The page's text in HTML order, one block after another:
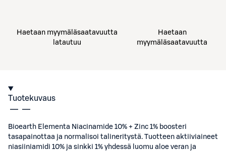
Haetaan myymäläsaatavuutta
latautuu
Haetaan
myymäläsaatavuutta
Tuotekuvaus
Bioearth Elementa Niacinamide 10% + Zinc 1% boosteri
tasapainottaa ja normalisoi talineritystä. Tuotteen aktiiviaineet
niasiiniamidi 10% ja sinkki 1% yhdessä luomu aloe veran ja